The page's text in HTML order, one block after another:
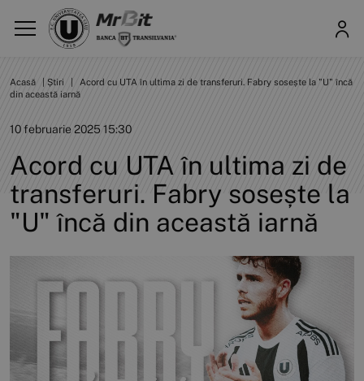
Acasă Știri
Acord cu UTA în ultima zi de transferuri. Fabry sosește la "U" încă
din această iarnă
10 februarie 2025 15:30
Acord cu UTA în ultima zi de
transferuri. Fabry sosește la
"U" încă din această iarnă